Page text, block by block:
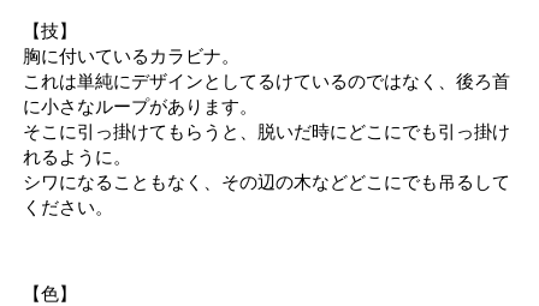
【技】
胸に付いているカラビナ。
これは単純にデザインとしてるけているのではなく、後ろ首
に小さなループがあります。
そこに引っ掛けてもらうと、脱いだ時にどこにでも引っ掛け
れるように。
シワになることもなく、その辺の木などどこにでも吊るして
ください。
【色】